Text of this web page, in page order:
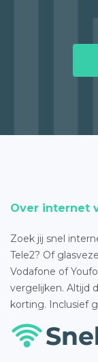
Over internet
Zoek jij snel
Tele2? Of
Vodafone of
vergelijken. Altijd
korting. Inclusief